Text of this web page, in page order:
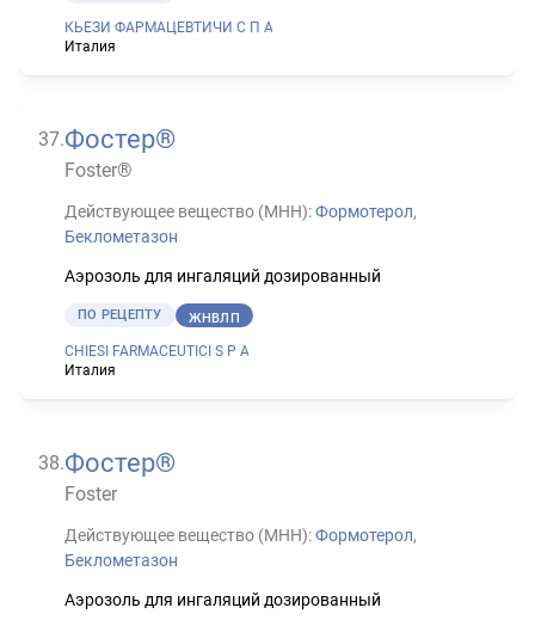
КЬЕЗИ ФАРМАЦЕВТИЧИ С П А
Италия
37.Фостер®
Foster®
Действующее вещество (МНН):Формотерол,
Беклометазон
Аэрозоль для ингаляций дозированный
ПО РЕЦЕПТУ ЖНВЛП
CHIESI FARMACEUTICI S P A
Италия
38.Фостер®
Foster
Действующее вещество (МНН):Формотерол,
Беклометазон
Аэрозоль для ингаляций дозированный